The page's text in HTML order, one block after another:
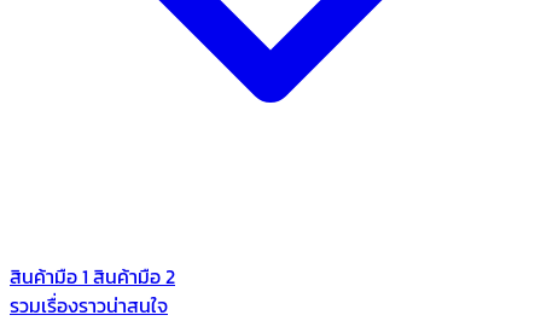
สินค้ามือ 1 สินค้ามือ 2
รวมเรื่องราวน่าสนใจ